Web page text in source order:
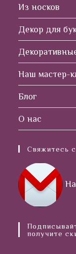
Из носков
Декор для
Наш мастер-
Блог
О нас
Свяжитесь
получите